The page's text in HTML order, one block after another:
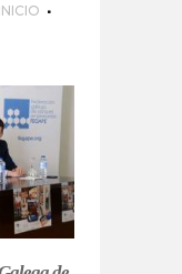
INICIO